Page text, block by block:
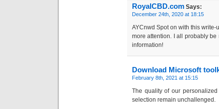
RoyalCBD.com Says:
December 24th, 2020 at 18:15
AYCnwd Spot on with this
more attention. I all probably
information!
Download Microsoft
February 8th, 2021 at 15:15
The quality of our
selection remain unchallenged.